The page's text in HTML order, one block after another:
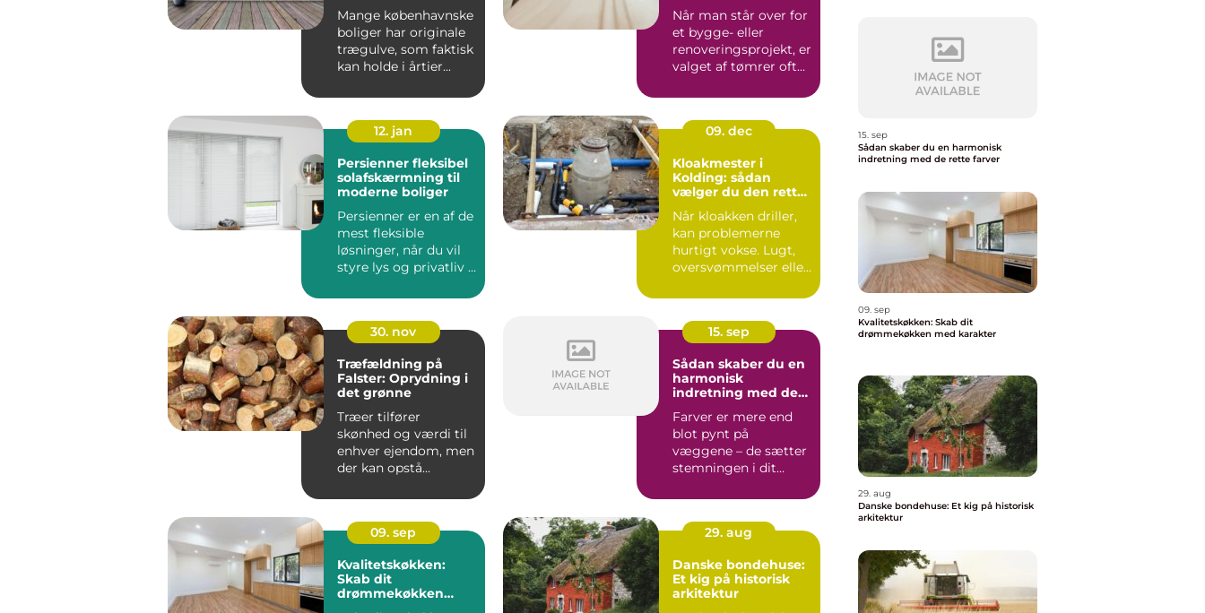
Mange københavnske
boliger har originale
trægulve, som faktisk
kan holde i årtier...
Når man står over for
et bygge- eller
renoveringsprojekt, er
valget af tømrer ofte
12. jan
Persienner fleksibel
solafskærmning til
moderne boliger
Persienner er en af de
mest fleksible
løsninger, når du vil
styre lys og privatliv i
09. dec
Kloakmester i
Kolding: sådan
vælger du den rette
Når kloakken driller,
kan problemerne
hurtigt vokse. Lugt,
oversvømmelser eller
30. nov
Træfældning på
Falster: Oprydning i
det grønne
Træer tilfører
skønhed og værdi til
enhver ejendom, men
der kan opstå...
15. sep
Sådan skaber du en
harmonisk
indretning med de
Farver er mere end
blot pynt på
væggene – de sætter
stemningen i dit
09. sep
Kvalitetskøkken:
Skab dit
drømmekøkken
29. aug
Danske bondehuse:
Et kig på historisk
arkitektur
15. sep
Sådan skaber du en harmonisk
indretning med de rette farver
09. sep
Kvalitetskøkken: Skab dit
drømmekøkken med karakter
29. aug
Danske bondehuse: Et kig på historisk
arkitektur